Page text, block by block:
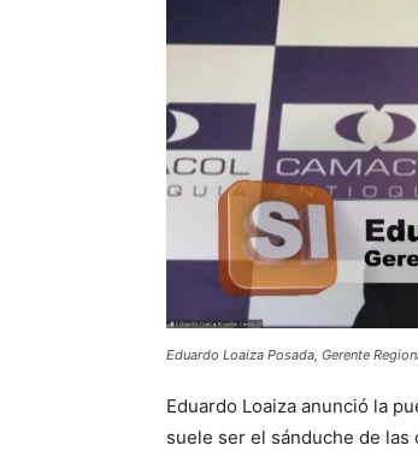
Eduardo Loaiza Posada, Gerente
Eduardo Loaiza anunció la
suele ser el sánduche de